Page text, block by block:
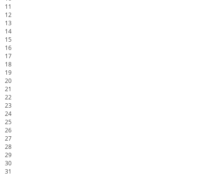
11
12
13
14
15
16
17
18
19
20
21
22
23
24
25
26
27
28
29
30
31